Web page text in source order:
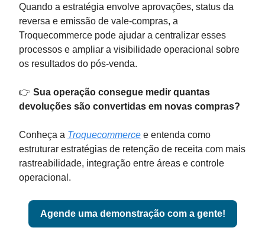
Quando a estratégia envolve aprovações, status da
reversa e emissão de vale-compras, a
Troquecommerce pode ajudar a centralizar esses
processos e ampliar a visibilidade operacional sobre
os resultados do pós-venda.
👉 Sua operação consegue medir quantas
devoluções são convertidas em novas compras?
Conheça a Troquecommerce e entenda como
estruturar estratégias de retenção de receita com mais
rastreabilidade, integração entre áreas e controle
operacional.
Agende uma demonstração com a gente!